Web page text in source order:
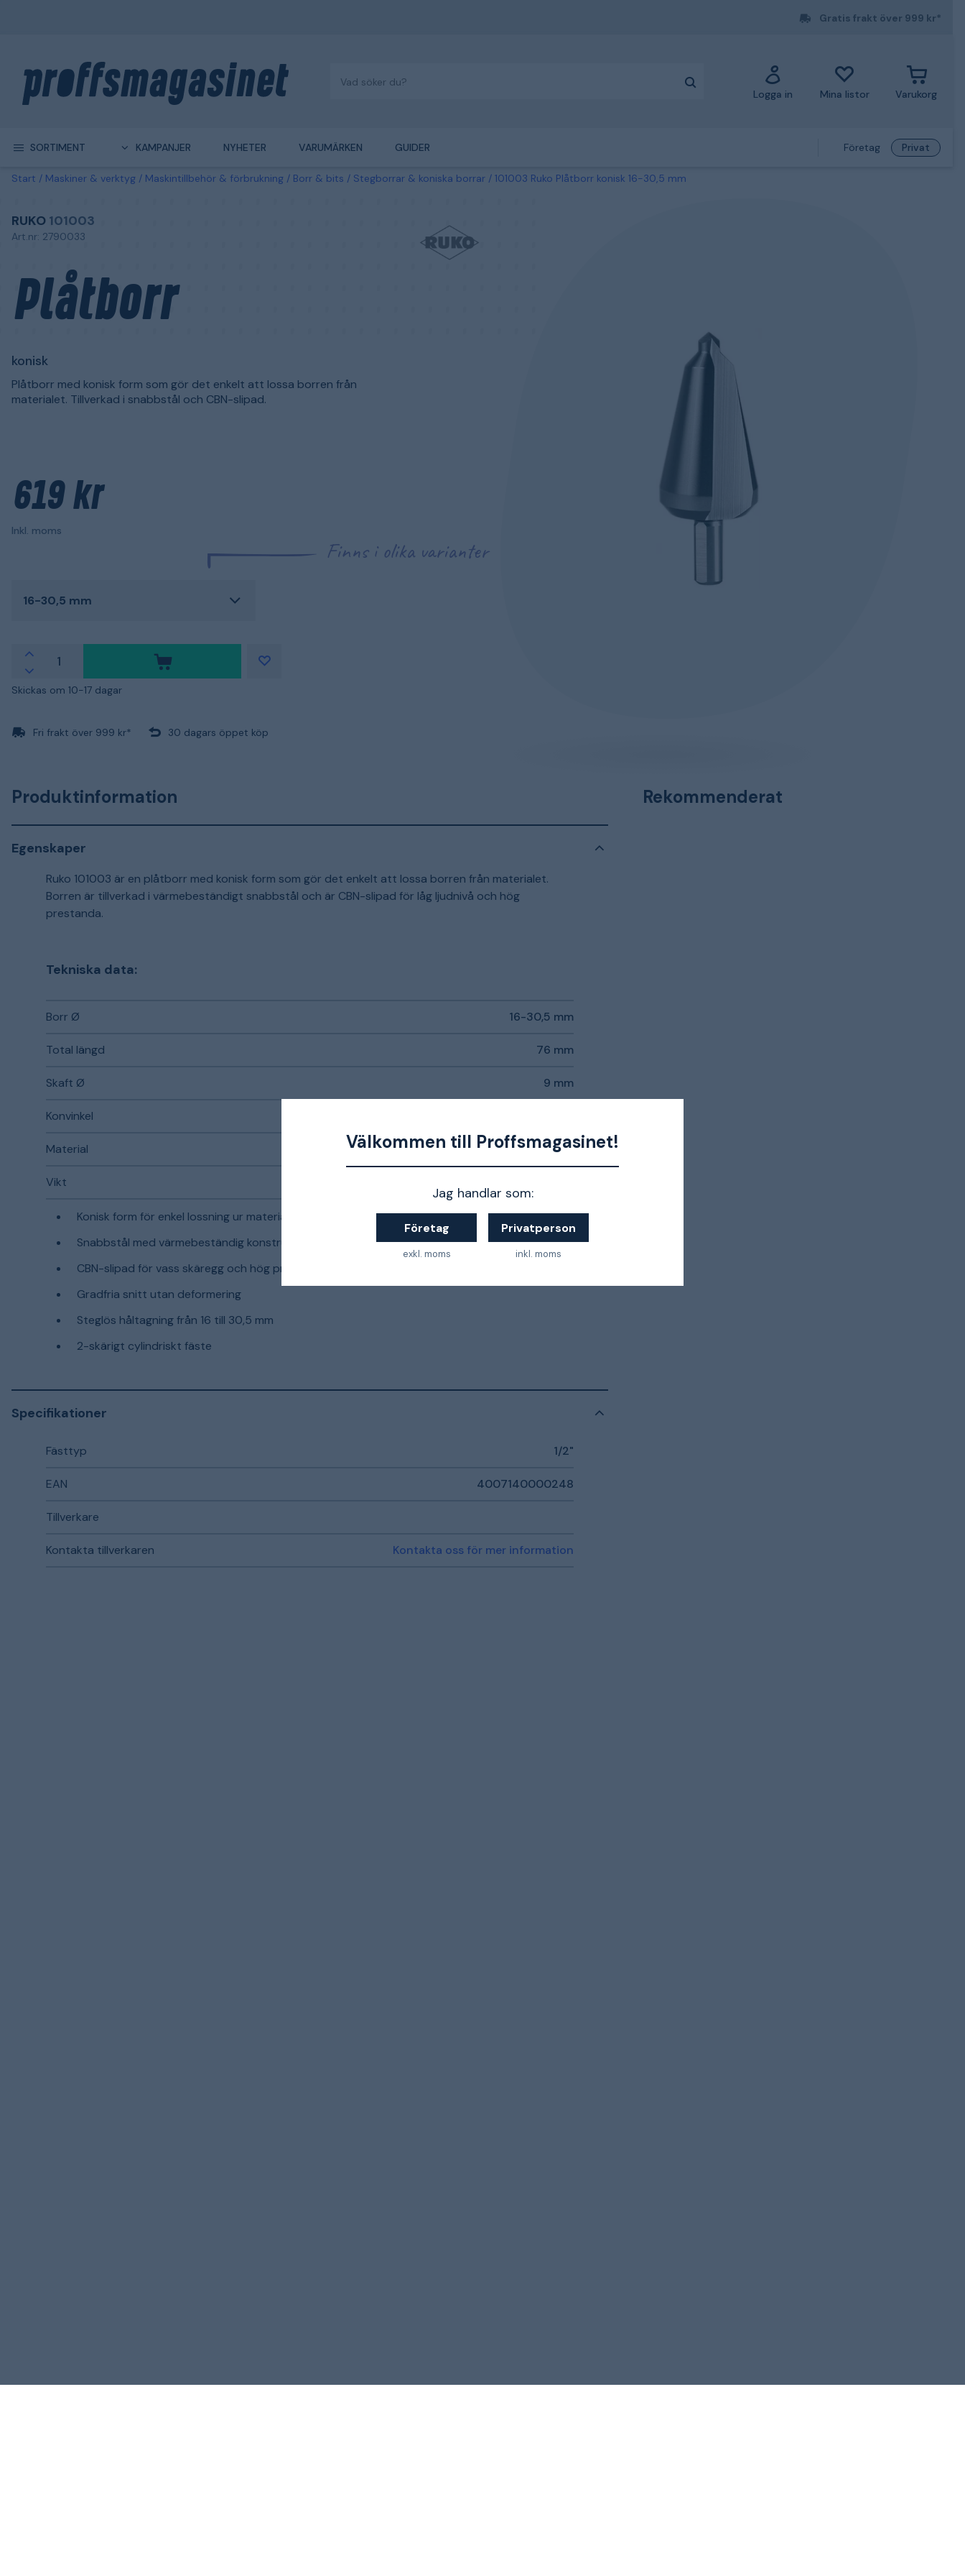
Välkommen till Proffsmagasinet!
Jag handlar som:
Företag
exkl. moms
Privatperson
inkl. moms
Gratis frakt över 999 kr*
Logga in Mina listor Varukorg
SORTIMENT KAMPANJER NYHETER VARUMÄRKEN GUIDER Företag Privat
Start Maskiner & verktyg Maskintillbehör & förbrukning Borr & bits Stegborrar & koniska borrar 101003 Ruko Plåtborr konisk 16-30,5 mm
RUKO 101003
Art.nr: 2790033
Plåtborr
konisk
Plåtborr med konisk form som gör det enkelt att lossa borren från
materialet. Tillverkad i snabbstål och CBN-slipad.
619 kr
Inkl. moms
Finns i olika varianter
16-30,5 mm
Skickas om 10-17 dagar
Fri frakt över 999 kr* 30 dagars öppet köp
Produktinformation
Egenskaper
Ruko 101003 är en plåtborr med konisk form som gör det enkelt att lossa borren från materialet.
Borren är tillverkad i värmebeständigt snabbstål och är CBN-slipad för låg ljudnivå och hög
prestanda.
Tekniska data:
Borr Ø 16-30,5 mm
Total längd 76 mm
Skaft Ø 9 mm
Konvinkel
Material Snabbstål
Vikt
Konisk form för enkel lossning ur materialet
Snabbstål med värmebeständig konstruktion
CBN-slipad för vass skäregg och hög prestanda
Gradfria snitt utan deformering
Steglös håltagning från 16 till 30,5 mm
2-skärigt cylindriskt fäste
Specifikationer
Fästtyp 1/2"
EAN 4007140000248
Tillverkare
Kontakta tillverkaren Kontakta oss för mer information
Rekommenderat